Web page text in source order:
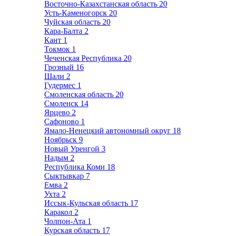
Восточно-Казахстанская область 20
Усть-Каменогорск 20
Чуйская область 20
Кара-Балта 2
Кант 1
Токмок 1
Чеченская Республика 20
Грозный 16
Шали 2
Гудермес 1
Смоленская область 20
Смоленск 14
Ярцево 2
Сафоново 1
Ямало-Ненецкий автономный округ 18
Ноябрьск 9
Новый Уренгой 3
Надым 2
Республика Коми 18
Сыктывкар 7
Емва 2
Ухта 2
Иссык-Кульская область 17
Каракол 2
Чолпон-Ата 1
Курская область 17